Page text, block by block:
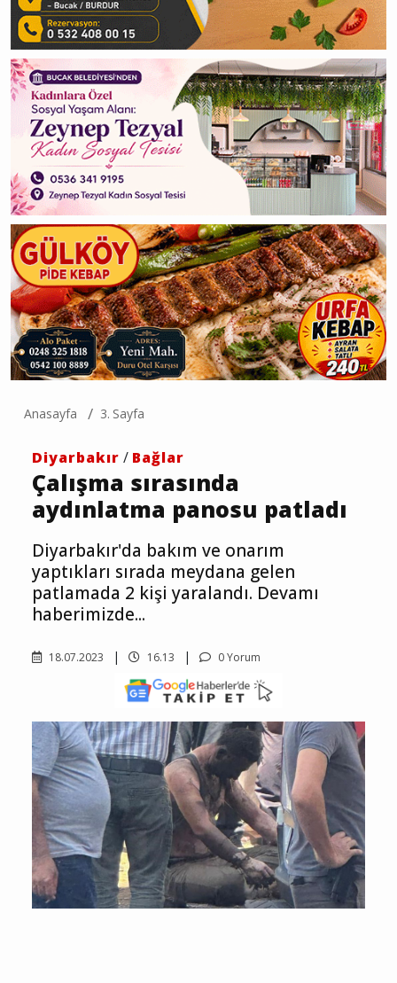
Anasayfa 3. Sayfa
Diyarbakır / Bağlar
Çalışma sırasında
aydınlatma panosu patladı
Diyarbakır'da bakım ve onarım
yaptıkları sırada meydana gelen
patlamada 2 kişi yaralandı. Devamı
haberimizde...
18.07.2023 16.13 0 Yorum